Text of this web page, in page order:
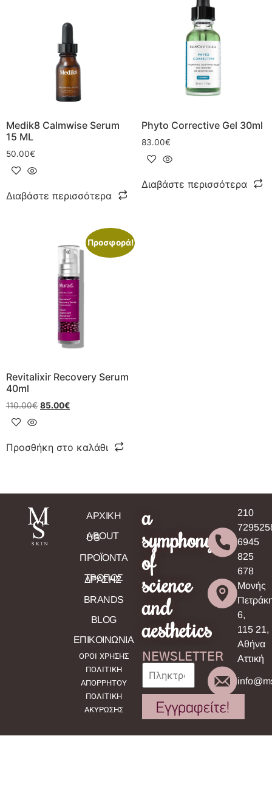
Medik8 Calmwise Serum
15 ML
50.00€
Διαβάστε περισσότερα
Phyto Corrective Gel 30ml
83.00€
Διαβάστε περισσότερα
Προσφορά!
Revitalixir Recovery Serum
40ml
110.00€ 85.00€
Προσθήκη στο καλάθι
ΑΡΧΙΚΗ
ABOUT
US
ΠΡΟΪΟΝΤΑ
ΤΡΟΠΟΣ
ΔΡΑΣΗΣ
BRANDS
BLOG
ΕΠΙΚΟΙΝΩΝΙΑ
ΟΡΟΙ ΧΡΗΣΗΣ
ΠΟΛΙΤΙΚΗ
ΑΠΟΡΡΗΤΟΥ
ΠΟΛΙΤΙΚΗ
ΑΚΥΡΩΣΗΣ
a
symphony
of
science
and
aesthetics
NEWSLETTER
210
6945
825
678
Μονής
6,
115 21,
Αθήνα
Αττική